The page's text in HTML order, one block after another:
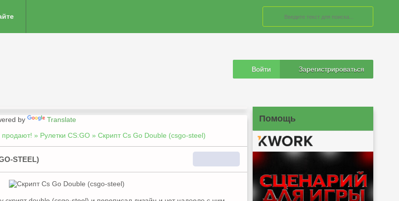
Войти Зарегистрироваться
by Translate
продают! » Рулетки CS:GO » Скрипт Сs Go Double (csgo-steel)
STEEL)
Помощь